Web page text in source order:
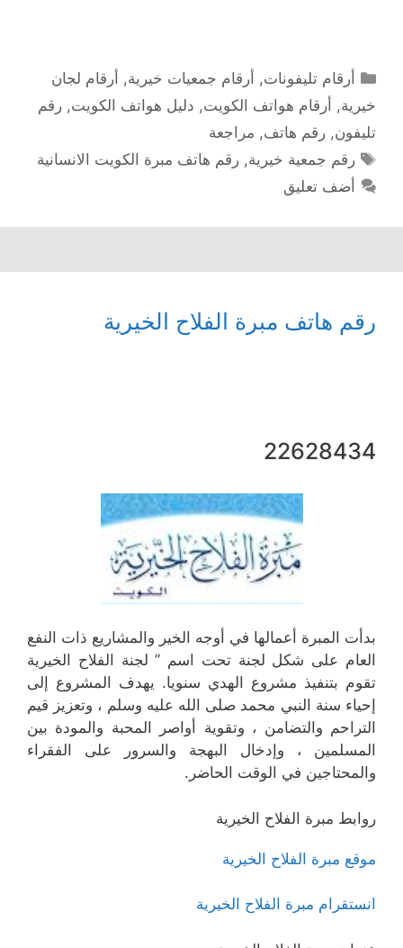
التصنيفات
أرقام تليفونات, أرقام جمعيات خيرية, أرقام لجان
خيرية, أرقام هواتف الكويت, دليل هواتف الكويت, رقم
تليفون, رقم هاتف, مراجعة
الوسوم
رقم جمعية خيرية,رقم هاتف مبرة الكويت الانسانية
أضف تعليق
رقم هاتف مبرة الفلاح الخيرية
22628434
بدأت المبرة أعمالها في أوجه الخير والمشاريع ذات النفع
العام على شكل لجنة تحت اسم ” لجنة الفلاح الخيرية
تقوم بتنفيذ مشروع الهدي سنويا. يهدف المشروع إلى
إحياء سنة النبي محمد صلى الله عليه وسلم ، وتعزيز قيم
التراحم والتضامن ، وتقوية أواصر المحبة والمودة بين
المسلمين ، وإدخال البهجة والسرور على الفقراء
والمحتاجين في الوقت الحاضر.
روابط مبرة الفلاح الخيرية
موقع مبرة الفلاح الخيرية
انستقرام مبرة الفلاح الخيرية